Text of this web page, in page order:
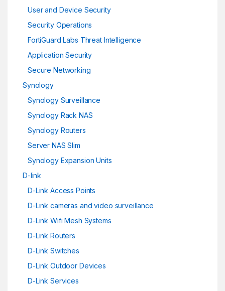
User and Device Security
Security Operations
FortiGuard Labs Threat Intelligence
Application Security
Secure Networking
Synology
Synology Surveillance
Synology Rack NAS
Synology Routers
Server NAS Slim
Synology Expansion Units
D-link
D-Link Access Points
D-Link cameras and video surveillance
D-Link Wifi Mesh Systems
D-Link Routers
D-Link Switches
D-Link Outdoor Devices
D-Link Services